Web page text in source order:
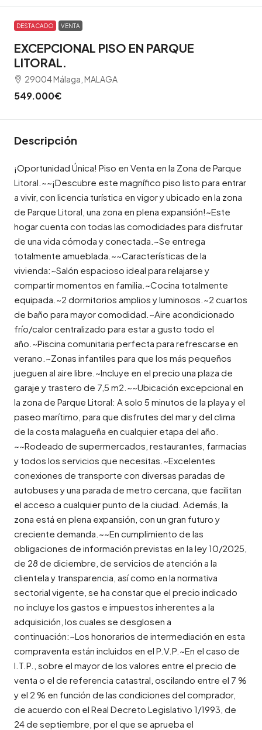
DESTACADO VENTA
EXCEPCIONAL PISO EN PARQUE
LITORAL.
29004 Málaga, MALAGA
549.000€
Descripción
¡Oportunidad Única! Piso en Venta en la Zona de Parque
Litoral.~~¡Descubre este magnífico piso listo para entrar
a vivir, con licencia turística en vigor y ubicado en la zona
de Parque Litoral, una zona en plena expansión!~Este
hogar cuenta con todas las comodidades para disfrutar
de una vida cómoda y conectada.~Se entrega
totalmente amueblada.~~Características de la
vivienda:~Salón espacioso ideal para relajarse y
compartir momentos en familia.~Cocina totalmente
equipada.~2 dormitorios amplios y luminosos.~2 cuartos
de baño para mayor comodidad.~Aire acondicionado
frío/calor centralizado para estar a gusto todo el
año.~Piscina comunitaria perfecta para refrescarse en
verano.~Zonas infantiles para que los más pequeños
jueguen al aire libre.~Incluye en el precio una plaza de
garaje y trastero de 7,5 m2.~~Ubicación excepcional en
la zona de Parque Litoral: A solo 5 minutos de la playa y el
paseo marítimo, para que disfrutes del mar y del clima
de la costa malagueña en cualquier etapa del año.
~~Rodeado de supermercados, restaurantes, farmacias
y todos los servicios que necesitas.~Excelentes
conexiones de transporte con diversas paradas de
autobuses y una parada de metro cercana, que facilitan
el acceso a cualquier punto de la ciudad. Además, la
zona está en plena expansión, con un gran futuro y
creciente demanda.~~En cumplimiento de las
obligaciones de información previstas en la ley 10/2025,
de 28 de diciembre, de servicios de atención a la
clientela y transparencia, así como en la normativa
sectorial vigente, se ha constar que el precio indicado
no incluye los gastos e impuestos inherentes a la
adquisición, los cuales se desglosen a
continuación:~Los honorarios de intermediación en esta
compraventa están incluidos en el P.V.P.~En el caso de
I.T.P., sobre el mayor de los valores entre el precio de
venta o el de referencia catastral, oscilando entre el 7 %
y el 2 % en función de las condiciones del comprador,
de acuerdo con el Real Decreto Legislativo 1/1993, de
24 de septiembre, por el que se aprueba el